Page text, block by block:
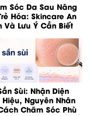
Sóc Da Sau Nâng
Hóa: Skincare An
Và Lưu Ý Cần Biết
Sùi: Nhận Diện
Nguyên Nhân
Chăm Sóc Phù